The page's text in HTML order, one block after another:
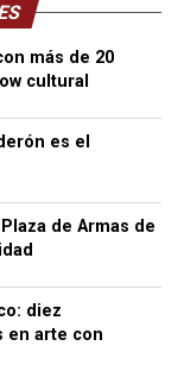
más de 20
cultural
es el
de Armas de
diez
en arte con